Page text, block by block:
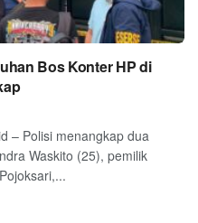
Bos Konter HP di
– Polisi menangkap dua
Waskito (25), pemilik